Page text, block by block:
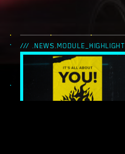
/// .NEWS.MODULE_HIGHLIGHT